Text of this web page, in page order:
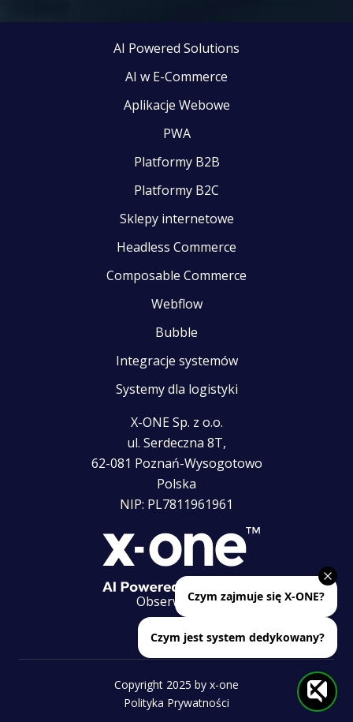
AI Powered Solutions
AI w E-Commerce
Aplikacje Webowe
PWA
Platformy B2B
Platformy B2C
Sklepy internetowe
Headless Commerce
Composable Commerce
Webflow
Bubble
Integracje systemów
Systemy dla logistyki
X-ONE Sp. z o.o.
ul. Serdeczna 8T,
62-081 Poznań-Wysogotowo
Polska
NIP: PL7811961961
Obserwuj nas
Copyright 2025 by x-one
Polityka Prywatności